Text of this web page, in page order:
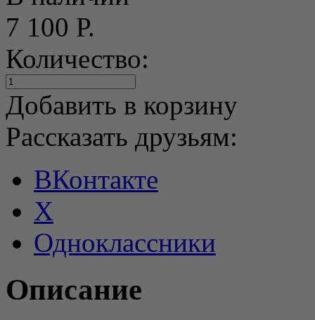
7 100 Р.
Количество:
Добавить в корзину
Рассказать друзьям:
ВКонтакте
X
Одноклассники
Описание